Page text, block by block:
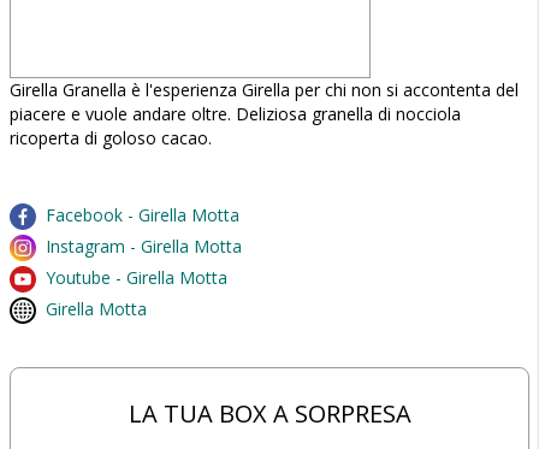
Girella Granella è l'esperienza Girella per chi non si accontenta del
piacere e vuole andare oltre. Deliziosa granella di nocciola
ricoperta di goloso cacao.
Facebook - Girella Motta
Instagram - Girella Motta
Youtube - Girella Motta
Girella Motta
LA TUA BOX A SORPRESA